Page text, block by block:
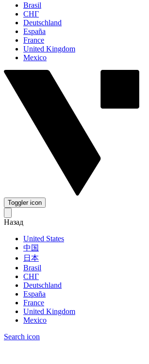
Brasil
СНГ
Deutschland
España
France
United Kingdom
Mexico
Toggler icon
Назад
United States
中国
日本
Brasil
СНГ
Deutschland
España
France
United Kingdom
Mexico
Search icon